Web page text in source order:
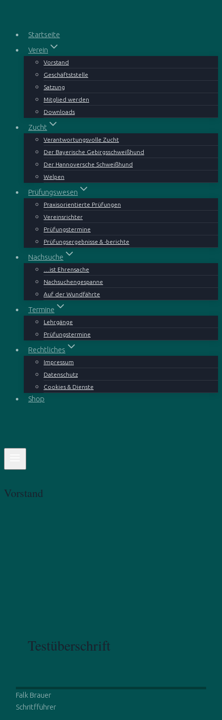
springenStartseite
Verein
Vorstand
Geschäftststelle
Satzung
Mitglied werden
Downloads
Zucht
Verantwortungsvolle Zucht
Der Bayerische Gebirgsschweißhund
Der Hannoversche Schweißhund
Welpen
Prüfungswesen
Praxisorientierte Prüfungen
Vereinsrichter
Prüfungstermine
Prüfungsergebnisse & -berichte
Nachsuche
…ist Ehrensache
Nachsuchengespanne
Auf der Wundfährte
Termine
Lehrgänge
Prüfungstermine
Rechtliches
Impressum
Datenschutz
Cookies & Dienste
Shop
Vorstand
Testüberschrift
Falk Brauer
Schritfführer